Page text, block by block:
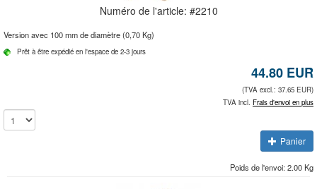
Numéro de l'article: #2210
Version avec 100 mm de diamètre (0,70 Kg)
Prêt à être expédié en l'espace de 2-3 jours
44.80 EUR
(TVA excl.: 37.65 EUR)
TVA incl. Frais d'envoi en plus
Panier
Poids de l'envoi: 2.00 Kg